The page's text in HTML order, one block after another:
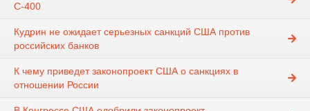
С-400
Кудрин не ожидает серьезных санкций США против
российских банков
К чему приведет законопроект США о санкциях в
отношении России